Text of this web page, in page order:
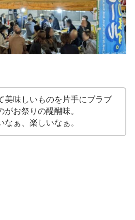
美味しいものを片手にブラブ
がお祭りの醍醐味。
なぁ、楽しいなぁ。